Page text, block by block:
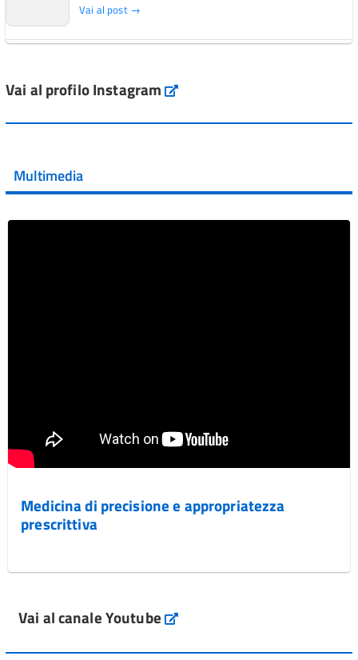
Vai al post →
Vai al post →
Vai al post →
Vai al profilo Instagram Instagram
Multimedia
Medicina di precisione e appropriatezza
prescrittiva
Vai al canale Youtube